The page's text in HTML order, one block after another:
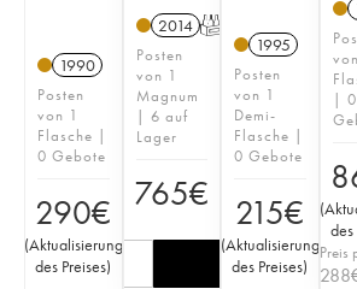
1990
Posten
von 1
Flasche |
0 Gebote
290€
(Aktualisierung
des Preises)
2014 T
Posten
von 1
Magnum
| 6 auf
Lager
765€
1995
Posten
von 1
Demi-
Flasche |
0 Gebote
215€
(Aktualisierung
des Preises)
| 0
(
des
Preis
288